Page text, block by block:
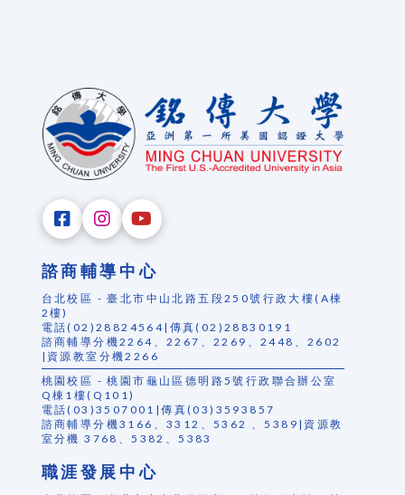
諮商輔導中心
台北校區 - 臺北市中山北路五段250號行政大樓(A棟
2樓)
電話(02)28824564|傳真(02)28830191
諮商輔導分機2264、2267、2269、2448、2602
|資源教室分機2266
桃園校區 - 桃園市龜山區德明路5號行政聯合辦公室
Q棟1樓(Q101)
電話(03)3507001|傳真(03)3593857
諮商輔導分機3166、3312、5362 、5389|資源教
室分機 3768、5382、5383
職涯發展中心